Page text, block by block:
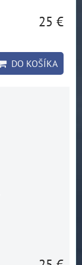
25 €
DO KOŠÍKA